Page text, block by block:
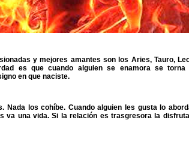
y mejores amantes son los Aries, Tauro,
es que cuando alguien se enamora se torna
en que naciste.
Nada los cohíbe. Cuando alguien les gusta lo
va una vida. Si la relación es trasgresora la